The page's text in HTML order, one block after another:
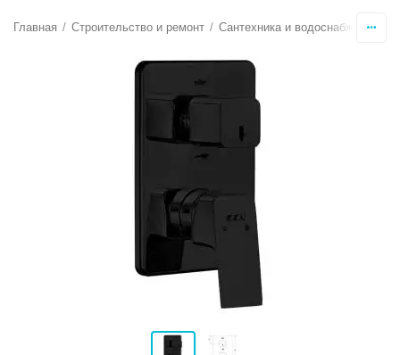
Главная / Строительство и ремонт / Сантехника и водоснабжение